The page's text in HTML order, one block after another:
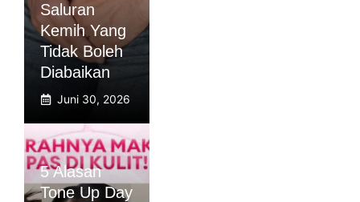
Saluran
Kemih Yang
Tidak Boleh
Diabaikan
Juni 30, 2026
5 Alasan
Tone Up Day